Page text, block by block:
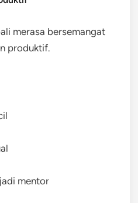
merasa bersemangat
produktif.
mentor